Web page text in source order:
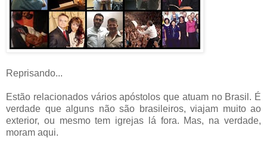
Reprisando...
Estão relacionados vários apóstolos que atuam no Brasil. É
verdade que alguns não são brasileiros, viajam muito ao
exterior, ou mesmo tem igrejas lá fora. Mas, na verdade,
moram aqui.